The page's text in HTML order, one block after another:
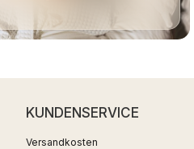
KUNDENSERVICE
Versandkosten